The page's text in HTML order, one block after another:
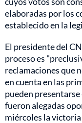
elaboradas por los
establecido en la
El presidente del
proceso es
reclamaciones que
en cuenta en las
pueden
fueron alegadas
miércoles la victoria